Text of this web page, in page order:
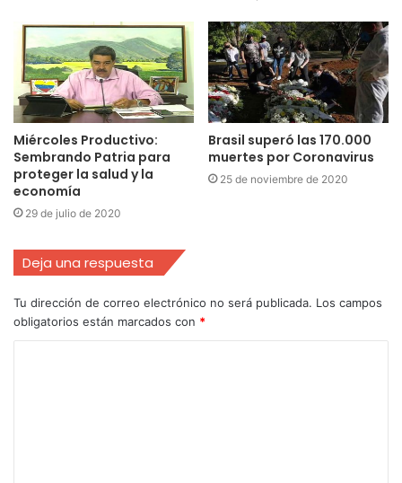
Miércoles Productivo:
Sembrando Patria para
proteger la salud y la
economía
29 de julio de 2020
Brasil superó las 170.000
muertes por Coronavirus
25 de noviembre de 2020
Deja una respuesta
Tu dirección de correo electrónico no será publicada. Los campos
obligatorios están marcados con *